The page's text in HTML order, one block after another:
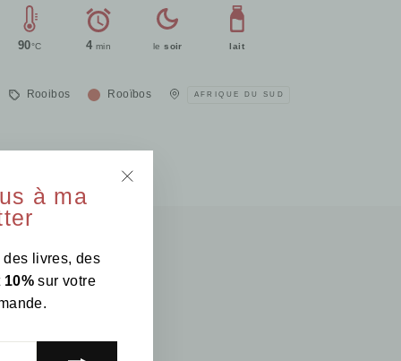
à ma
des livres, des
10% sur votre
90°C 4 min lesoir lait
Rooibos Rooïbos AFRIQUE DU SUD